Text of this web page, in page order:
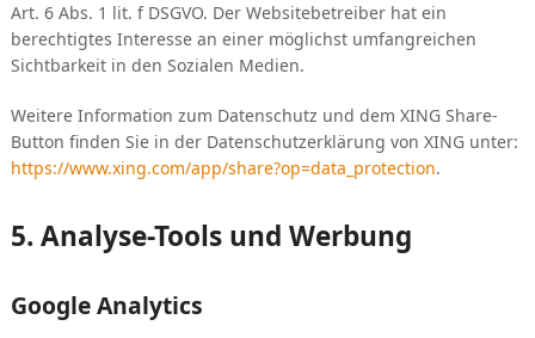
Art. 6 Abs. 1 lit. f DSGVO. Der Websitebetreiber hat ein
berechtigtes Interesse an einer möglichst umfangreichen
Sichtbarkeit in den Sozialen Medien.
Weitere Information zum Datenschutz und dem XING Share-
Button finden Sie in der Datenschutzerklärung von XING unter:
https://www.xing.com/app/share?op=data_protection.
5. Analyse-Tools und Werbung
Google Analytics